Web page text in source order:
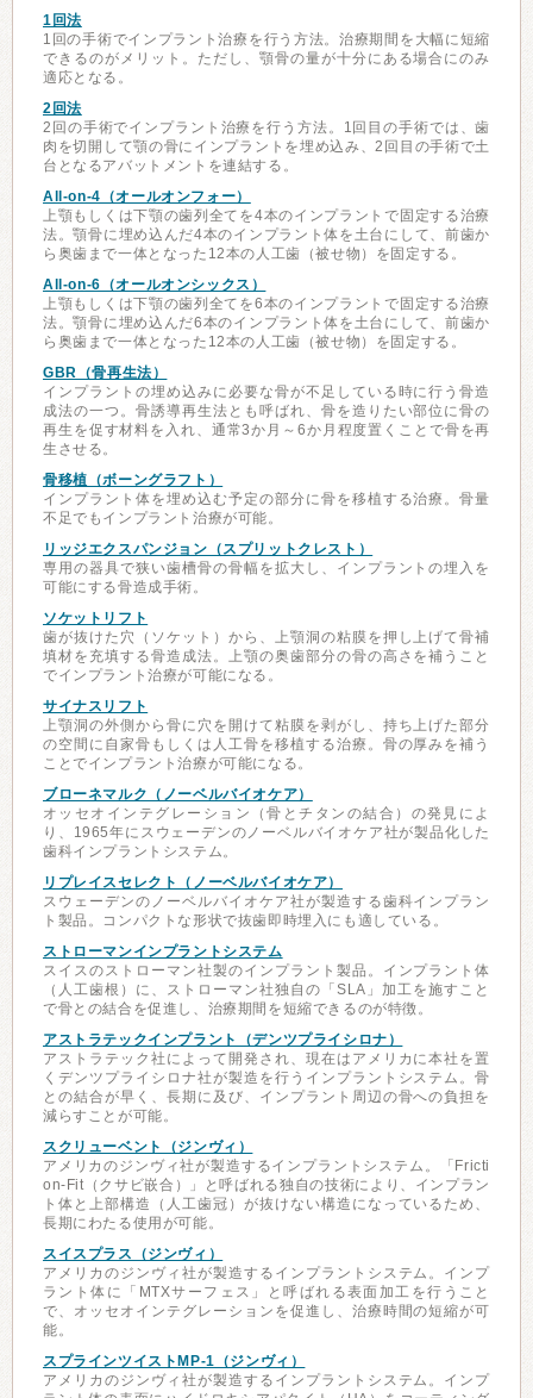
1回法
1回の手術でインプラント治療を行う方法。治療期間を大幅に短縮
できるのがメリット。ただし、顎骨の量が十分にある場合にのみ
適応となる。
2回法
2回の手術でインプラント治療を行う方法。1回目の手術では、歯
肉を切開して顎の骨にインプラントを埋め込み、2回目の手術で土
台となるアバットメントを連結する。
All-on-4（オールオンフォー）
上顎もしくは下顎の歯列全てを4本のインプラントで固定する治療
法。顎骨に埋め込んだ4本のインプラント体を土台にして、前歯か
ら奥歯まで一体となった12本の人工歯（被せ物）を固定する。
All-on-6（オールオンシックス）
上顎もしくは下顎の歯列全てを6本のインプラントで固定する治療
法。顎骨に埋め込んだ6本のインプラント体を土台にして、前歯か
ら奥歯まで一体となった12本の人工歯（被せ物）を固定する。
GBR（骨再生法）
インプラントの埋め込みに必要な骨が不足している時に行う骨造
成法の一つ。骨誘導再生法とも呼ばれ、骨を造りたい部位に骨の
再生を促す材料を入れ、通常3か月～6か月程度置くことで骨を再
生させる。
骨移植（ボーングラフト）
インプラント体を埋め込む予定の部分に骨を移植する治療。骨量
不足でもインプラント治療が可能。
リッジエクスパンジョン（スプリットクレスト）
専用の器具で狭い歯槽骨の骨幅を拡大し、インプラントの埋入を
可能にする骨造成手術。
ソケットリフト
歯が抜けた穴（ソケット）から、上顎洞の粘膜を押し上げて骨補
填材を充填する骨造成法。上顎の奥歯部分の骨の高さを補うこと
でインプラント治療が可能になる。
サイナスリフト
上顎洞の外側から骨に穴を開けて粘膜を剥がし、持ち上げた部分
の空間に自家骨もしくは人工骨を移植する治療。骨の厚みを補う
ことでインプラント治療が可能になる。
ブローネマルク（ノーベルバイオケア）
オッセオインテグレーション（骨とチタンの結合）の発見によ
り、1965年にスウェーデンのノーベルバイオケア社が製品化した
歯科インプラントシステム。
リプレイスセレクト（ノーベルバイオケア）
スウェーデンのノーベルバイオケア社が製造する歯科インプラン
ト製品。コンパクトな形状で抜歯即時埋入にも適している。
ストローマンインプラントシステム
スイスのストローマン社製のインプラント製品。インプラント体
（人工歯根）に、ストローマン社独自の「SLA」加工を施すこと
で骨との結合を促進し、治療期間を短縮できるのが特徴。
アストラテックインプラント（デンツプライシロナ）
アストラテック社によって開発され、現在はアメリカに本社を置
くデンツプライシロナ社が製造を行うインプラントシステム。骨
との結合が早く、長期に及び、インプラント周辺の骨への負担を
減らすことが可能。
スクリューベント（ジンヴィ）
アメリカのジンヴィ社が製造するインプラントシステム。「Fricti
on-Fit（クサビ嵌合）」と呼ばれる独自の技術により、インプラン
ト体と上部構造（人工歯冠）が抜けない構造になっているため、
長期にわたる使用が可能。
スイスプラス（ジンヴィ）
アメリカのジンヴィ社が製造するインプラントシステム。インプ
ラント体に「MTXサーフェス」と呼ばれる表面加工を行うこと
で、オッセオインテグレーションを促進し、治療時間の短縮が可
能。
スプラインツイストMP-1（ジンヴィ）
アメリカのジンヴィ社が製造するインプラントシステム。インプ